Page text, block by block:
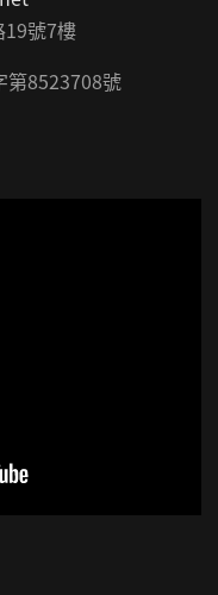
19號7樓
第8523708號